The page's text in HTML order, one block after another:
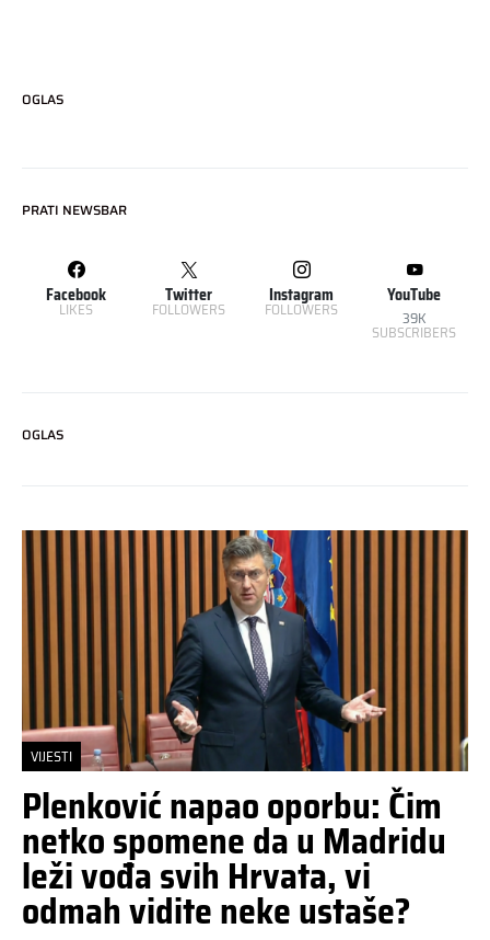
OGLAS
PRATI NEWSBAR
Facebook
LIKES
Twitter
FOLLOWERS
Instagram
FOLLOWERS
YouTube
39K
SUBSCRIBERS
OGLAS
VIJESTI
Plenković napao oporbu: Čim
netko spomene da u Madridu
leži vođa svih Hrvata, vi
odmah vidite neke ustaše?